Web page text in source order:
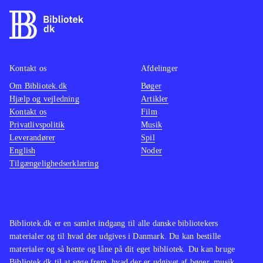
mange måder om "Tekken"-spillene,
og er et kvalificeret alternativ
denne legendariske PS2 klassiker i
visuel forbedret udgave eller om man
er helt grøn, er spiloplevelsen i top,
og der er flere timers underholdning i
kamp med sine venner eller one-
player
Bibliotek.dk er en samlet indgang til alle danske bibliotekers
materialer og til hvad der udgives i Danmark. Du kan bestille
materialer og så hente og låne på dit eget bibliotek. Du kan bruge
Kontakt os
Om Bibliotek.dk
Hjælp og vejledning
Kontakt os
Privatlivspolitik
Leverandører
English
Tilgængelighedserklæring
Afdelinger
Bøger
Artikler
Film
Musik
Spil
Noder